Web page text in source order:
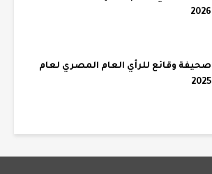
2026
صحيفة وقائع للرأي العام المصري لعام
2025